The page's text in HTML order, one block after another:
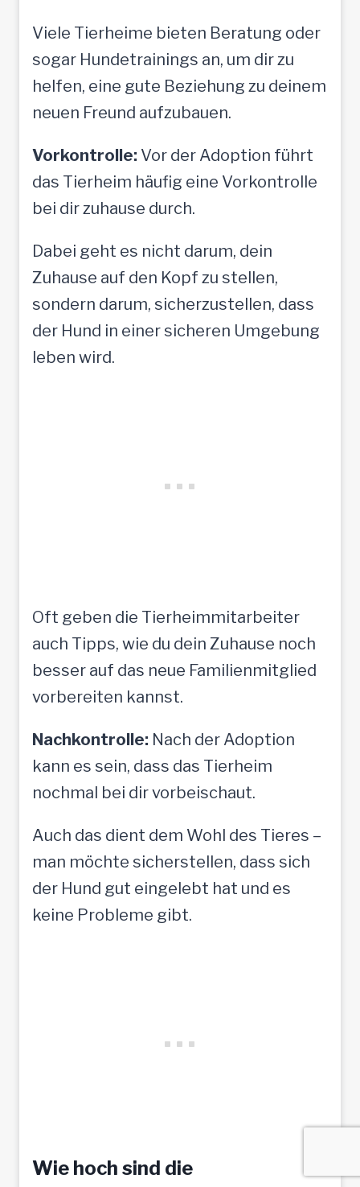
Viele Tierheime bieten Beratung oder
sogar Hundetrainings an, um dir zu
helfen, eine gute Beziehung zu deinem
neuen Freund aufzubauen.
Vorkontrolle: Vor der Adoption führt
das Tierheim häufig eine Vorkontrolle
bei dir zuhause durch.
Dabei geht es nicht darum, dein
Zuhause auf den Kopf zu stellen,
sondern darum, sicherzustellen, dass
der Hund in einer sicheren Umgebung
leben wird.
Oft geben die Tierheimmitarbeiter
auch Tipps, wie du dein Zuhause noch
besser auf das neue Familienmitglied
vorbereiten kannst.
Nachkontrolle: Nach der Adoption
kann es sein, dass das Tierheim
nochmal bei dir vorbeischaut.
Auch das dient dem Wohl des Tieres –
man möchte sicherstellen, dass sich
der Hund gut eingelebt hat und es
keine Probleme gibt.
Wie hoch sind die